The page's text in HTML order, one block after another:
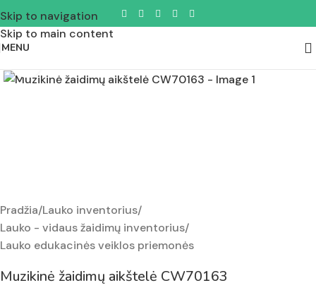
Skip to navigation
Skip to main content
MENU
Pradžia/Lauko inventorius/
Lauko - vidaus žaidimų inventorius/
Lauko edukacinės veiklos priemonės
Muzikinė žaidimų aikštelė CW70163